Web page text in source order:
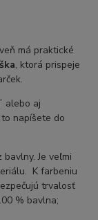
má praktické
, ktorá prispeje
alebo aj
napíšete do
Je veľmi
K farbeniu
trvalosť
% bavlna;